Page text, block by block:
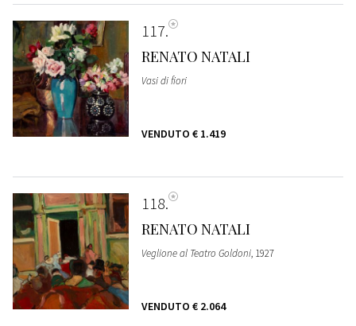
117
RENATO NATALI
Vasi di fiori
VENDUTO € 1.419
118
RENATO NATALI
Veglione al Teatro Goldoni, 1927
VENDUTO € 2.064